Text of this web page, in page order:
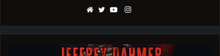
Instagram